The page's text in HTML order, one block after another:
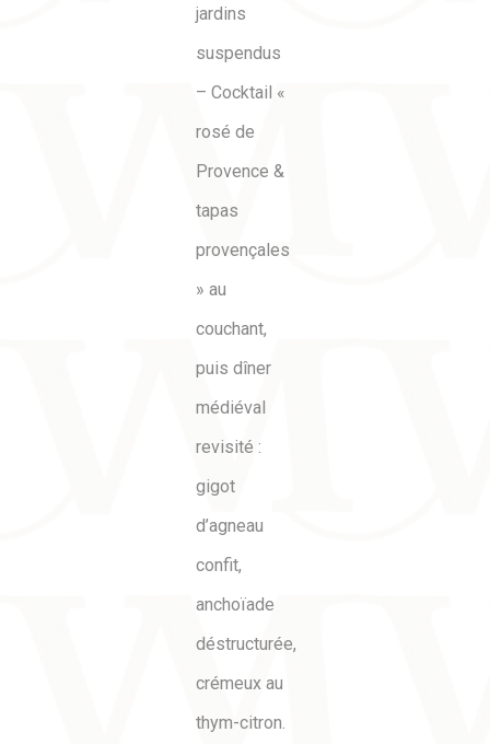
jardins
suspendus
– Cocktail «
rosé de
Provence &
tapas
provençales
» au
couchant,
puis dîner
médiéval
revisité :
gigot
d’agneau
confit,
anchoïade
déstructurée,
crémeux au
thym-citron.